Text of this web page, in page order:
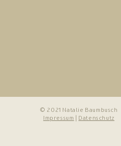
© 2021 Natalie Baumbusch
Impressum
Datenschutz